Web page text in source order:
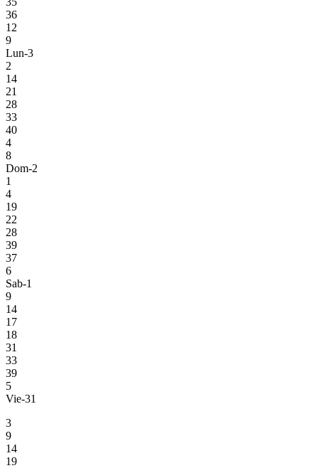
36
12
9
Lun-3
2
14
21
28
33
40
4
8
Dom-2
1
4
19
22
28
39
37
6
Sab-1
9
14
17
18
31
33
39
5
Vie-31
3
9
14
19